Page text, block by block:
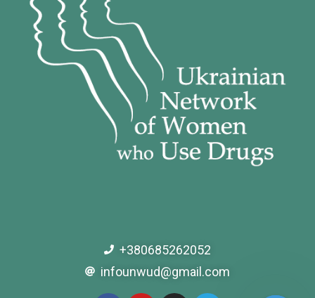
+380685262052
infounwud@gmail.com